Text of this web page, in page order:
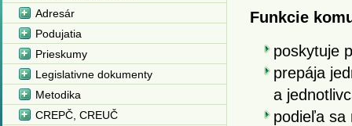
Funkcie
poskytuje
prepája
a
podieľa sa
Adresár
Podujatia
Prieskumy
Legislativne dokumenty
Metodika
CREPČ, CREUČ